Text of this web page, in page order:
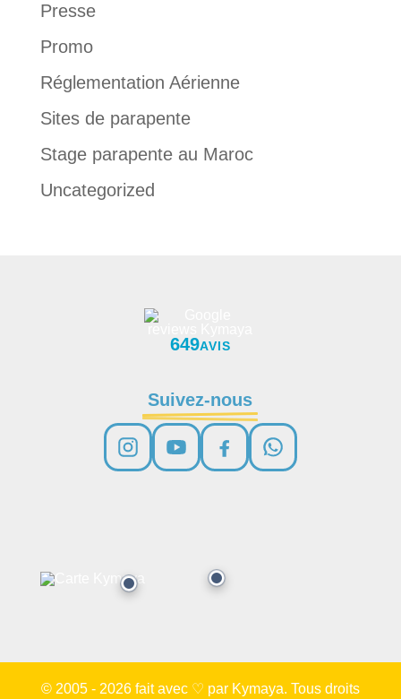
Presse
Promo
Réglementation Aérienne
Sites de parapente
Stage parapente au Maroc
Uncategorized
649AVIS
Suivez-nous
© 2005 - 2026 fait avec ♡ par Kymaya. Tous droits